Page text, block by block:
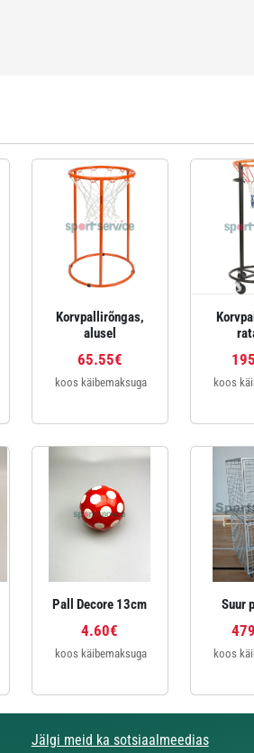
Korvpallirõngas,
alusel
65.55€
koos käibemaksuga koos
Pall Decore 13cm
4.60€
koos käibemaksuga
Suur
koos
Jälgi meid ka sotsiaalmeedias